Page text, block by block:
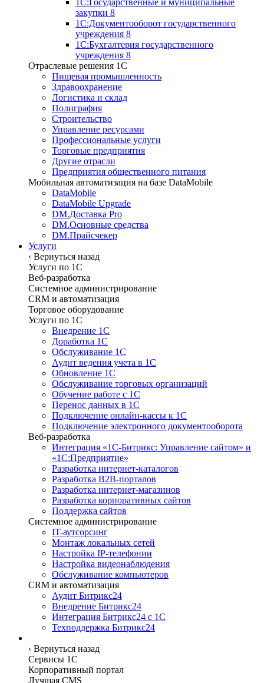
1С:Государственные и муниципальные
закупки 8
1С:Документооборот государственного
учреждения 8
1С:Бухгалтерия государственного
учреждения 8
Отраслевые решения 1C
Пищевая промышленность
Здравоохранение
Логистика и склад
Полиграфия
Строительство
Управление ресурсами
Профессиональные услуги
Торговые предприятия
Другие отрасли
Предприятия общественного питания
Мобильная автоматизация на базе DataMobile
DataMobile
DataMobile Upgrade
DM.Доставка Pro
DM.Основные средства
DM.Прайсчекер
Услуги
‹ Вернуться назад
Услуги по 1С
Веб-разработка
Системное администрирование
CRM и автоматизация
Торговое оборудование
Услуги по 1С
Внедрение 1С
Доработка 1С
Обслуживание 1С
Аудит ведения учета в 1С
Обновление 1С
Обслуживание торговых организаций
Обучение работе с 1С
Перенос данных в 1С
Подключение онлайн-кассы к 1С
Подключение электронного документооборота
Веб-разработка
Интеграция «1С-Битрикс: Управление сайтом» и
«1С:Предприятие»
Разработка интернет-каталогов
Разработка B2B-порталов
Разработка интернет-магазинов
Разработка корпоративных сайтов
Поддержка сайтов
Системное администрирование
IT-аутсорсинг
Монтаж локальных сетей
Настройка IP-телефонии
Настройка видеонаблюдения
Обслуживание компьютеров
CRM и автоматизация
Аудит Битрикс24
Внедрение Битрикс24
Интеграция Битрикс24 с 1С
Техподдержка Битрикс24
‹ Вернуться назад
Сервисы 1C
Корпоративный портал
Лучшая CMS